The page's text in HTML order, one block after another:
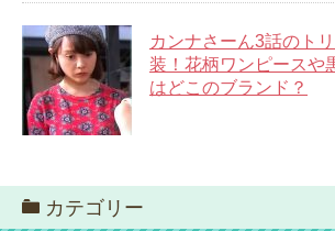
カンナさーん3話のト
装！花柄ワンピースや
はどこのブランド？
カテゴリー